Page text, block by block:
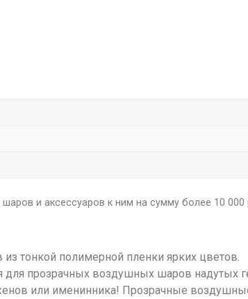
и аксессуаров к ним на сумму более 10 000
тонкой полимерной пленки ярких цветов.
для прозрачных воздушных шаров надутых
или именинника! Прозрачные